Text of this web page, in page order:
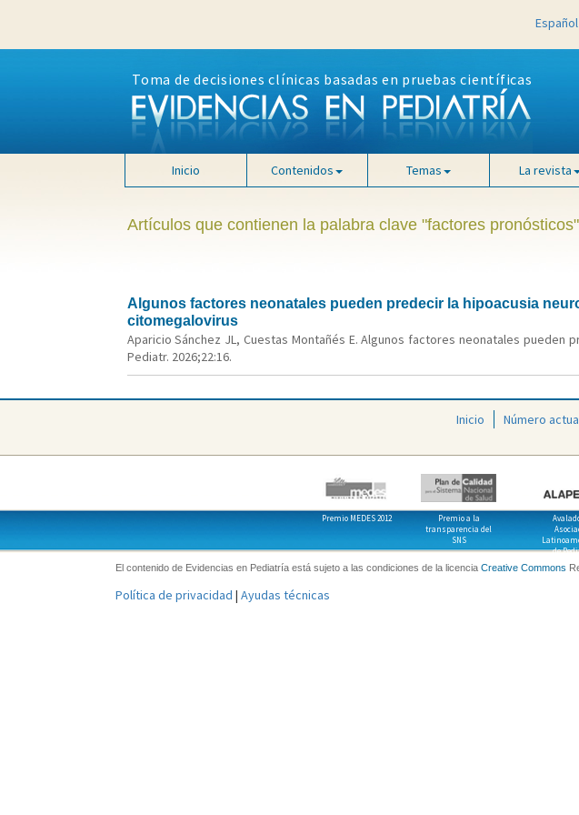
Español
Toma de decisiones clínicas basadas en pruebas científicas
Inicio Contenidos Temas La revista
Artículos que contienen la palabra clave "factores pronósticos"
Algunos factores neonatales pueden predecir la hipoacusia
citomegalovirus
Aparicio Sánchez JL, Cuestas Montañés E. Algunos factores neonatales
Pediatr. 2026;22:16.
Inicio Número
Premio MEDES 2012
Premio a la
transparencia del
SNS
de
El contenido de Evidencias en Pediatría está sujeto a las condiciones de la licencia Creative Commons
Política de privacidad | Ayudas técnicas